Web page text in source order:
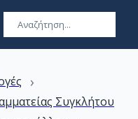
›
Συγκλήτου